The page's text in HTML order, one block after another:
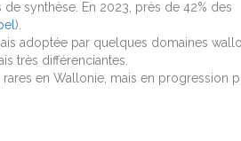
synthèse. En 2023, près de 42% des
).
adoptée par quelques domaines
très différenciantes.
rares en Wallonie, mais en progression